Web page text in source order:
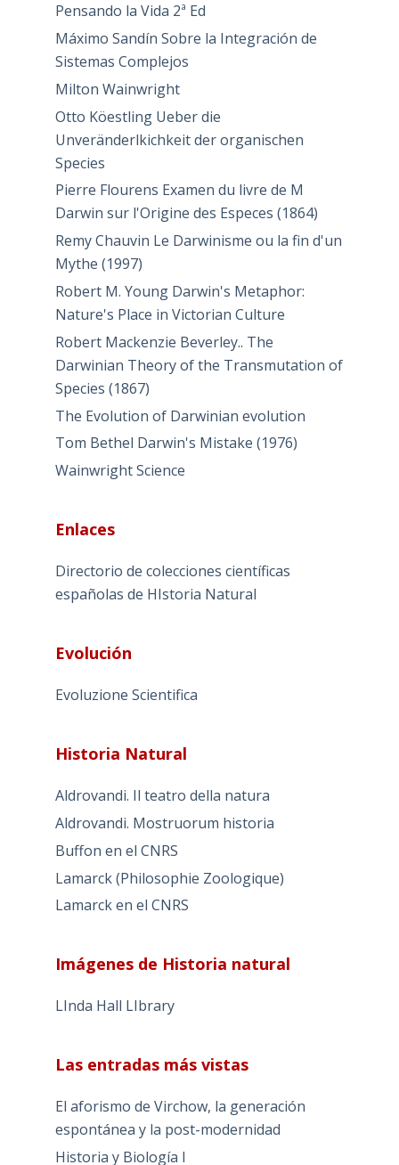
Pensando la Vida 2ª Ed
Máximo Sandín Sobre la Integración de
Sistemas Complejos
Milton Wainwright
Otto Köestling Ueber die
Unveränderlkichkeit der organischen
Species
Pierre Flourens Examen du livre de M
Darwin sur l'Origine des Especes (1864)
Remy Chauvin Le Darwinisme ou la fin d'un
Mythe (1997)
Robert M. Young Darwin's Metaphor:
Nature's Place in Victorian Culture
Robert Mackenzie Beverley.. The
Darwinian Theory of the Transmutation of
Species (1867)
The Evolution of Darwinian evolution
Tom Bethel Darwin's Mistake (1976)
Wainwright Science
Enlaces
Directorio de colecciones científicas
españolas de HIstoria Natural
Evolución
Evoluzione Scientifica
Historia Natural
Aldrovandi. Il teatro della natura
Aldrovandi. Mostruorum historia
Buffon en el CNRS
Lamarck (Philosophie Zoologique)
Lamarck en el CNRS
Imágenes de Historia natural
LInda Hall LIbrary
Las entradas más vistas
El aforismo de Virchow, la generación
espontánea y la post-modernidad
Historia y Biología I